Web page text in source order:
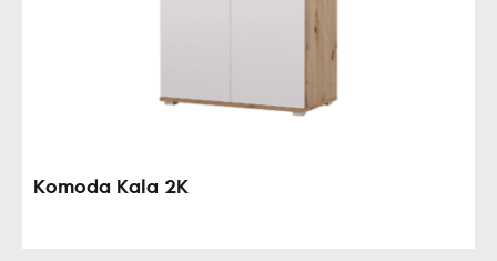
Komoda Kala 2K